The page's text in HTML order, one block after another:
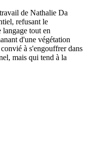
de Nathalie Da
refusant le
tout en
d'une végétation
à s'engouffrer dans
mais qui tend à la